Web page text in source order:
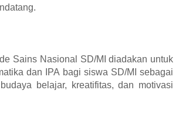
Sains Nasional SD/MI diadakan untuk
dan IPA bagi siswa SD/MI sebagai
belajar, kreatifitas, dan motivasi